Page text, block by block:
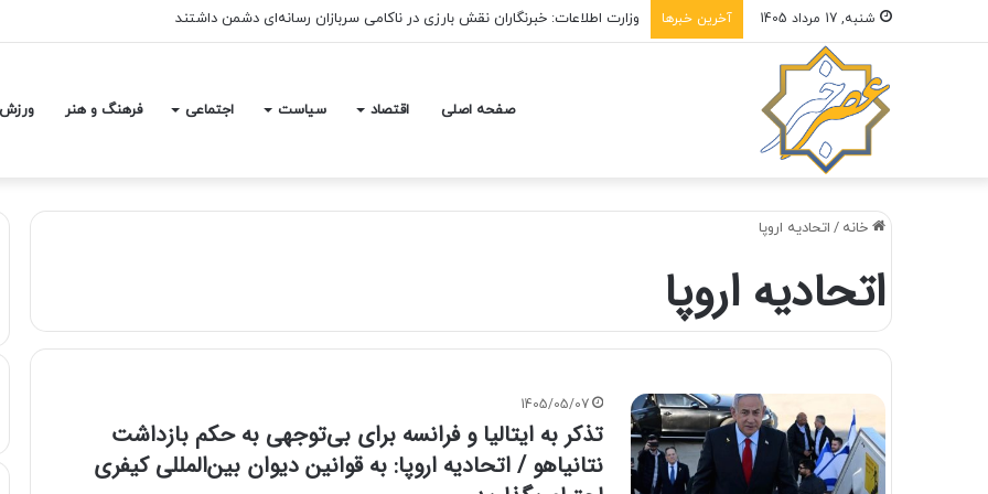
شنبه, 17 مرداد 1405 آخرین خبرها وزارت اطلاعات: خبرنگاران نقش بارزی در ناکامی سربازان رسانه‌ای دشمن داشتند
صفحه اصلی اقتصاد سیاست اجتماعی فرهنگ و هنر ورزش
خانه / اتحادیه اروپا
اتحادیه اروپا
1405/05/07
تذکر به ایتالیا و فرانسه برای بی‌توجهی به حکم بازداشت
نتانیاهو / اتحادیه اروپا: به قوانین دیوان بین‌المللی کیفری